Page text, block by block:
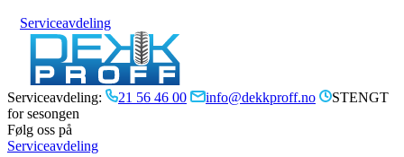
Serviceavdeling
Serviceavdeling: 21 56 46 00 info@dekkproff.no
STENGT
for sesongen
Følg oss på
Serviceavdeling